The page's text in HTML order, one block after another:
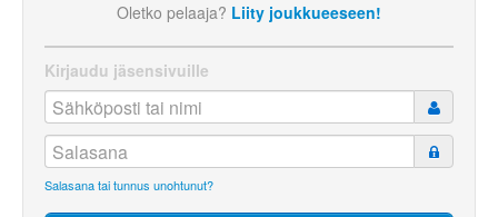
Oletko pelaaja? Liity joukkueeseen!
Kirjaudu jäsensivuille
Salasana tai tunnus unohtunut?